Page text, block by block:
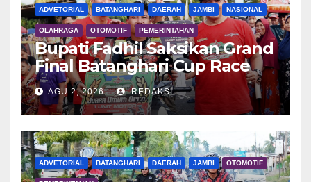
ADVETORIAL BATANGHARI DAERAH JAMBI NASIONAL
OLAHRAGA OTOMOTIF PEMERINTAHAN
Bupati Fadhil Saksikan Grand
Final Batanghari Cup Race
2026
AGU 2, 2026 REDAKSI
ADVETORIAL BATANGHARI DAERAH JAMBI OTOMOTIF